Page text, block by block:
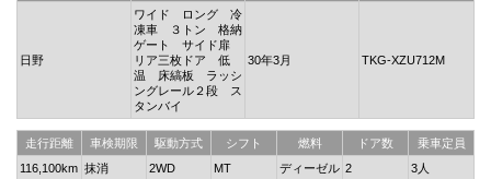
日野
ワイド ロング 冷
凍車 ３トン 格納
ゲート サイド扉
リア三枚ドア 低
温 床縞板 ラッシ
ングレール２段 ス
タンバイ
30年3月 TKG-XZU712M
走行距離 車検期限 駆動方式 シフト 燃料 ドア数
乗車定員
116,100km 抹消 2WD MT ディーゼル 2 3人